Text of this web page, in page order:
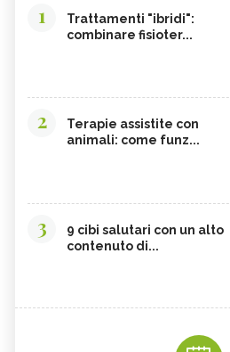
1
Trattamenti "ibridi":
combinare fisioter...
2
Terapie assistite con
animali: come funz...
3
9 cibi salutari con un alto
contenuto di...